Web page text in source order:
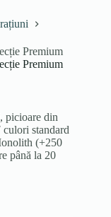
Premium
Premium
picioare din
standard
(+250
până la 20